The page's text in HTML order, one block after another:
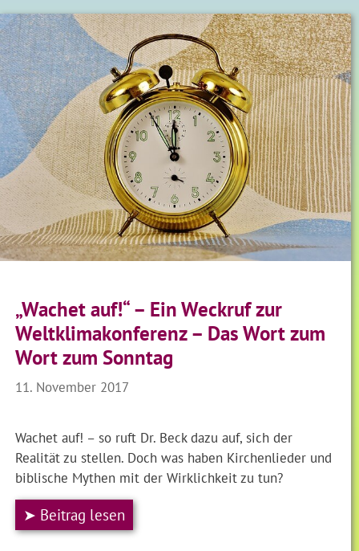
„Wachet auf!“ – Ein Weckruf zur
Weltklimakonferenz – Das Wort zum
Wort zum Sonntag
11. November 2017
Wachet auf! – so ruft Dr. Beck dazu auf, sich der
Realität zu stellen. Doch was haben Kirchenlieder und
biblische Mythen mit der Wirklichkeit zu tun?
➤ Beitrag lesen